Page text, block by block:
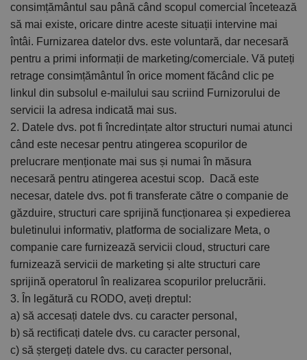
consimțământul sau până când scopul comercial încetează
să mai existe, oricare dintre aceste situații intervine mai
întâi. Furnizarea datelor dvs. este voluntară, dar necesară
pentru a primi informații de marketing/comerciale. Vă puteți
retrage consimțământul în orice moment făcând clic pe
linkul din subsolul e-mailului sau scriind Furnizorului de
servicii la adresa indicată mai sus.
2. Datele dvs. pot fi încredințate altor structuri numai atunci
când este necesar pentru atingerea scopurilor de
prelucrare menționate mai sus și numai în măsura
necesară pentru atingerea acestui scop. Dacă este
necesar, datele dvs. pot fi transferate către o companie de
găzduire, structuri care sprijină funcționarea și expedierea
buletinului informativ, platforma de socializare Meta, o
companie care furnizează servicii cloud, structuri care
furnizează servicii de marketing și alte structuri care
sprijină operatorul în realizarea scopurilor prelucrării.
3. În legătură cu RODO, aveți dreptul:
a) să accesați datele dvs. cu caracter personal,
b) să rectificați datele dvs. cu caracter personal,
c) să ștergeți datele dvs. cu caracter personal,